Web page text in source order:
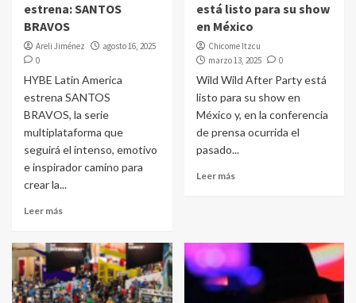
estrena: SANTOS
BRAVOS
Areli Jiménez
agosto 16, 2025
0
HYBE Latin America
estrena SANTOS
BRAVOS, la serie
multiplataforma que
seguirá el intenso, emotivo
e inspirador camino para
crear la...
Leer más
está listo para su show
en México
Chicome Itzcu
marzo 13, 2025
0
Wild Wild After Party está
listo para su show en
México y, en la conferencia
de prensa ocurrida el
pasado...
Leer más